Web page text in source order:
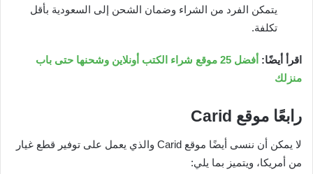
يتمكن الفرد من الشراء وضمان الشحن إلى السعودية بأقل
تكلفة.
اقرأ أيضًا:
أفضل 25 موقع شراء الكتب أونلاين وشحنها حتى باب
منزلك
رابعًا موقع Carid
لا يمكن أن ننسى أيضًا موقع Carid والذي يعمل على توفير قطع غيار
من أمريكا، ويتميز بما يلي: